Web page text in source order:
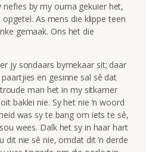
by my ouma gekuier het,
As mens die klippe teen
gemaak. Ons het die
jy sondaars bymekaar sit; daar
en gesinne sal sê dat
man het in my sitkamer
baklei nie. Sy het nie ’n woord
was sy te bang om iets te sê,
wees. Dalk het sy in haar hart
dit nie sê nie, omdat dit ’n derde